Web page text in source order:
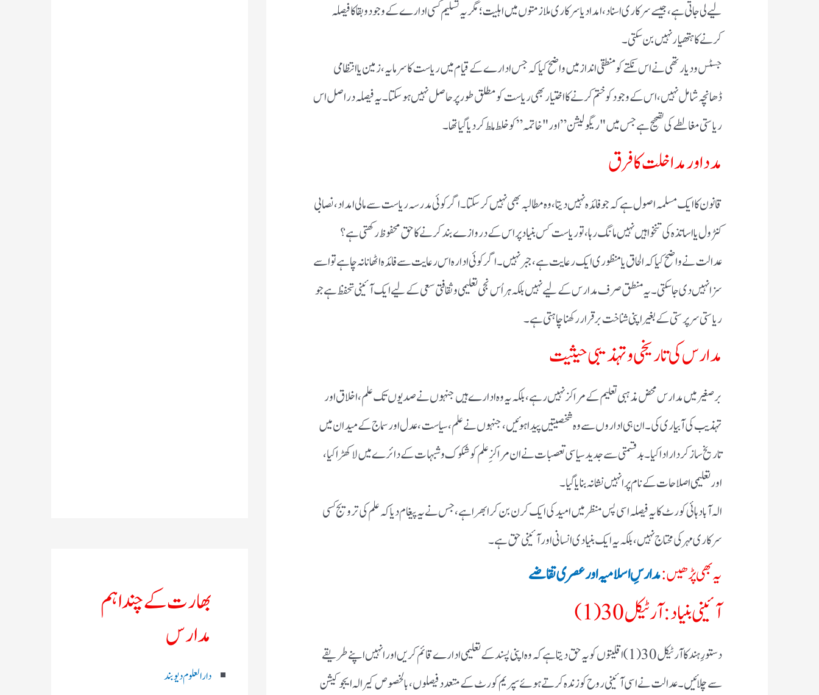
لیے لی جاتی ہے، جیسے سرکاری اسناد، امداد یا سرکاری ملازمتوں میں اہلیت؛ مگر یہ تسلیم کسی ادارے کے وجود و بقا کا فیصلہ
کرنے کا ہتھیار نہیں بن سکتی۔
جسٹس ودیارتھی نے اس نکتے کو منطقی انداز میں واضح کیا کہ جس ادارے کے قیام میں ریاست کا سرمایہ، زمین یا انتظامی
ڈھانچہ شامل نہیں، اس کے وجود کو ختم کرنے کا اختیار بھی ریاست کو مطلق طور پر حاصل نہیں ہو سکتا۔ یہ فیصلہ دراصل اس
ریاستی مغالطے کی تصحیح ہے جس میں "ریگولیشن” اور "خاتمہ” کو خلط ملط کر دیا گیا تھا۔
مدد اور مداخلت کا فرق
قانون کا ایک مسلمہ اصول ہے کہ جو فائدہ نہیں دیتا، وہ مطالبہ بھی نہیں کر سکتا۔ اگر کوئی مدرسہ ریاست سے مالی امداد، نصابی
کنٹرول یا اساتذہ کی تنخواہیں نہیں مانگ رہا، تو ریاست کس بنیاد پر اس کے دروازے بند کرنے کا حق محفوظ رکھتی ہے؟
عدالت نے واضح کیا کہ الحاق یا منظوری ایک رعایت ہے، جبر نہیں۔ اگر کوئی ادارہ اس رعایت سے فائدہ اٹھانا نہ چاہے تو اسے
سزا نہیں دی جا سکتی۔ یہ منطق صرف مدارس کے لیے نہیں بلکہ ہر اُس نجی تعلیمی و ثقافتی سعی کے لیے ایک آئینی تحفظ ہے جو
ریاستی سرپرستی کے بغیر اپنی شناخت برقرار رکھنا چاہتی ہے۔
مدارس کی تاریخی و تہذیبی حیثیت
برصغیر میں مدارس محض مذہبی تعلیم کے مراکز نہیں رہے، بلکہ یہ وہ ادارے ہیں جنہوں نے صدیوں تک علم، اخلاق اور
تہذیب کی آبیاری کی۔ ان ہی اداروں سے وہ شخصیتیں پیدا ہوئیں، جنہوں نے علم، سیاست، عدل اور سماج کے میدان میں
تاریخ ساز کردار ادا کیا۔ بدقسمتی سے جدید سیاسی تعصبات نے ان مراکزِ علم کو شکوک و شبہات کے دائرے میں لا کھڑا کیا،
اور تعلیمی اصلاحات کے نام پر انہیں نشانہ بنایا گیا۔
الہ آباد ہائی کورٹ کا یہ فیصلہ اسی پس منظر میں امید کی ایک کرن بن کر ابھرا ہے، جس نے یہ پیغام دیا کہ علم کی ترویج کسی
سرکاری مہر کی محتاج نہیں، بلکہ یہ ایک بنیادی انسانی اور آئینی حق ہے۔
یہ بھی پڑھیں:مدارسِ اسلامیہ اور عصری تقاضے
آئینی بنیاد: آرٹیکل 30(1)
دستورِ ہند کا آرٹیکل 30(1) اقلیتوں کو یہ حق دیتا ہے کہ وہ اپنی پسند کے تعلیمی ادارے قائم کریں اور انہیں اپنے طریقے
سے چلائیں۔ عدالت نے اسی آئینی روح کو زندہ کرتے ہوئے سپریم کورٹ کے متعدد فیصلوں، بالخصوص کیرالہ ایجوکیشن
بھارت کے چند اہم
مدارس
دارالعلوم دیوبند